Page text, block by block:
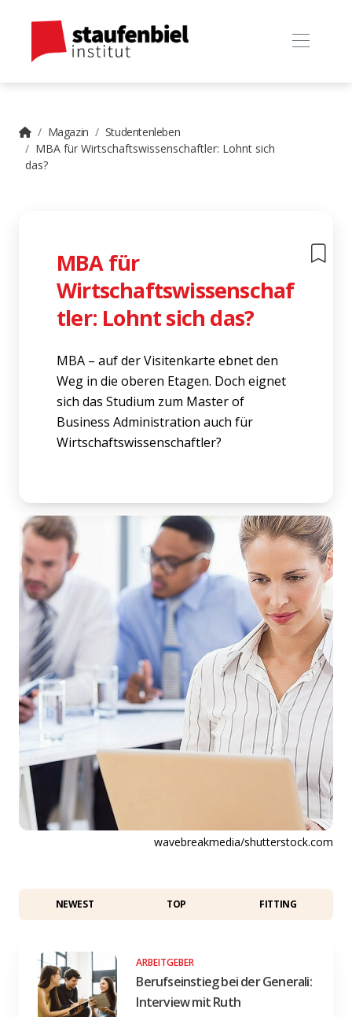
Magazin
Studentenleben
MBA für Wirtschaftswissenschaftler: Lohnt sich
das?
MBA für
Wirtschaftswissenschaf
tler: Lohnt sich das?
MBA – auf der Visitenkarte ebnet den
Weg in die oberen Etagen. Doch eignet
sich das Studium zum Master of
Business Administration auch für
Wirtschaftswissenschaftler?
wavebreakmedia/shutterstock.com
NEWEST TOP FITTING
ARBEITGEBER
Berufseinstieg bei der Generali:
Interview mit Ruth